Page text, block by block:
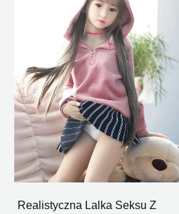
Realistyczna Lalka Seksu Z
€545.30
Poprzez
€591.18
ma
wiele
wariantów.
Opcje
można
wybrać
na
stronie
produktu